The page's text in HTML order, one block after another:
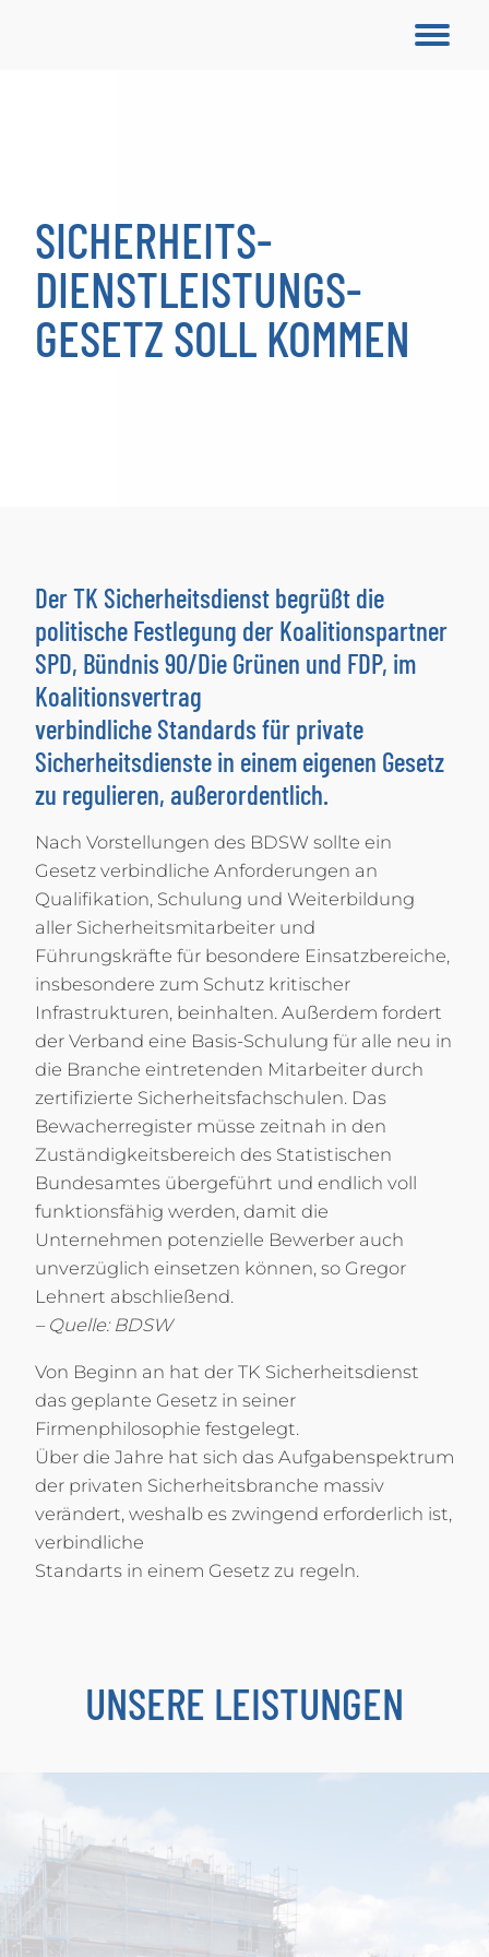
SICHERHEITS­
DIENSTLEISTUNGS­
GESETZ SOLL KOMMEN
Der TK Sicherheitsdienst begrüßt die
politische Festlegung der Koalitionspartner
SPD, Bündnis 90/Die Grünen und FDP, im
Koalitionsvertrag
verbindliche Standards für private
Sicherheitsdienste in einem eigenen Gesetz
zu regulieren, außerordentlich.
Nach Vorstellungen des BDSW sollte ein
Gesetz verbindliche Anforderungen an
Qualifikation, Schulung und Weiterbildung
aller Sicherheitsmitarbeiter und
Führungskräfte für besondere Einsatzbereiche,
insbesondere zum Schutz kritischer
Infrastrukturen, beinhalten. Außerdem fordert
der Verband eine Basis-Schulung für alle neu in
die Branche eintretenden Mitarbeiter durch
zertifizierte Sicherheitsfachschulen. Das
Bewacherregister müsse zeitnah in den
Zuständigkeitsbereich des Statistischen
Bundesamtes übergeführt und endlich voll
funktionsfähig werden, damit die
Unternehmen potenzielle Bewerber auch
unverzüglich einsetzen können, so Gregor
Lehnert abschließend.
– Quelle: BDSW
Von Beginn an hat der TK Sicherheitsdienst
das geplante Gesetz in seiner
Firmenphilosophie festgelegt.
Über die Jahre hat sich das Aufgabenspektrum
der privaten Sicherheitsbranche massiv
verändert, weshalb es zwingend erforderlich ist,
verbindliche
Standarts in einem Gesetz zu regeln.
UNSERE LEISTUNGEN